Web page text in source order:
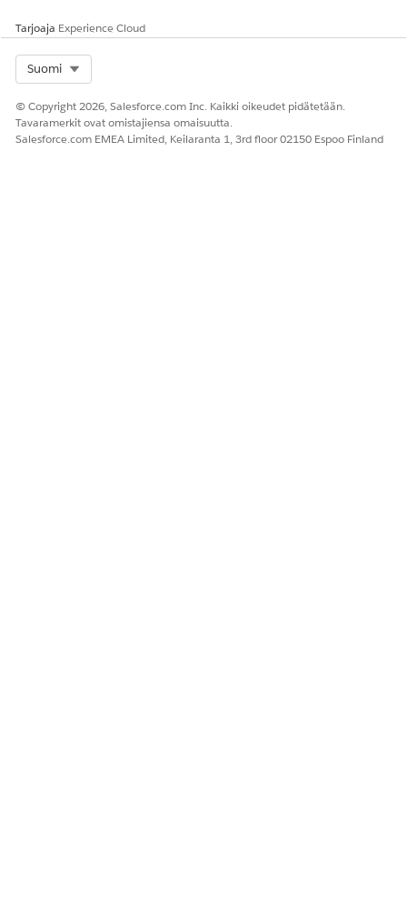
resurssien käyttöasteen seuranta.
RATKAISIKO TÄMÄ ARTIKKELI ONGELMASI?
Anna palautetta, jotta voimme kehittyä!
Tarjoaja Experience Cloud
Suomi
© Copyright 2026, Salesforce.com Inc. Kaikki oikeudet pidätetään.
Tavaramerkit ovat omistajiensa omaisuutta.
Salesforce.com EMEA Limited, Keilaranta 1, 3rd floor 02150 Espoo Finland